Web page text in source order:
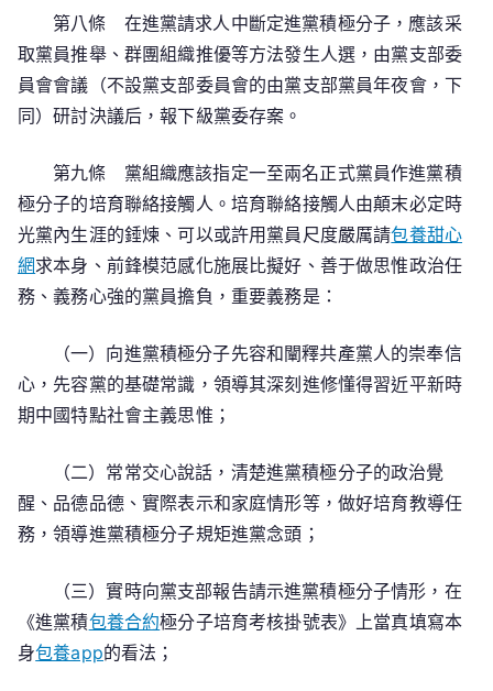
第八條 在進黨請求人中斷定進黨積極分子，應該采
取黨員推舉、群團組織推優等方法發生人選，由黨支部委
員會會議（不設黨支部委員會的由黨支部黨員年夜會，下
同）研討決議后，報下級黨委存案。
第九條 黨組織應該指定一至兩名正式黨員作進黨積
極分子的培育聯絡接觸人。培育聯絡接觸人由顛末必定時
光黨內生涯的錘煉、可以或許用黨員尺度嚴厲請包養甜心
網求本身、前鋒模范感化施展比擬好、善于做思惟政治任
務、義務心強的黨員擔負，重要義務是：
（一）向進黨積極分子先容和闡釋共產黨人的崇奉信
心，先容黨的基礎常識，領導其深刻進修懂得習近平新時
期中國特點社會主義思惟；
（二）常常交心說話，清楚進黨積極分子的政治覺
醒、品德品德、實際表示和家庭情形等，做好培育教導任
務，領導進黨積極分子規矩進黨念頭；
（三）實時向黨支部報告請示進黨積極分子情形，在
《進黨積包養合約極分子培育考核掛號表》上當真填寫本
身包養app的看法；